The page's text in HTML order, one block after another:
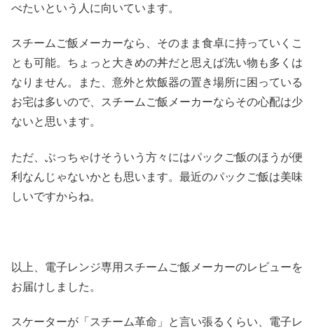
べたいという人に向いています。
スチームご飯メーカーなら、そのまま食卓に持っていくこ
とも可能。ちょっと大きめの丼だと思えば洗い物も多くは
なりません。また、意外と炊飯器の置き場所に困っている
お宅は多いので、スチームご飯メーカーならその心配は少
ないと思います。
ただ、ぶっちゃけそういう方々にはパックご飯のほうが便
利なんじゃないかとも思います。最近のパックご飯は美味
しいですからね。
以上、電子レンジ専用スチームご飯メーカーのレビューを
お届けしました。
スケーターが「スチーム革命」と言い張るくらい、電子レ